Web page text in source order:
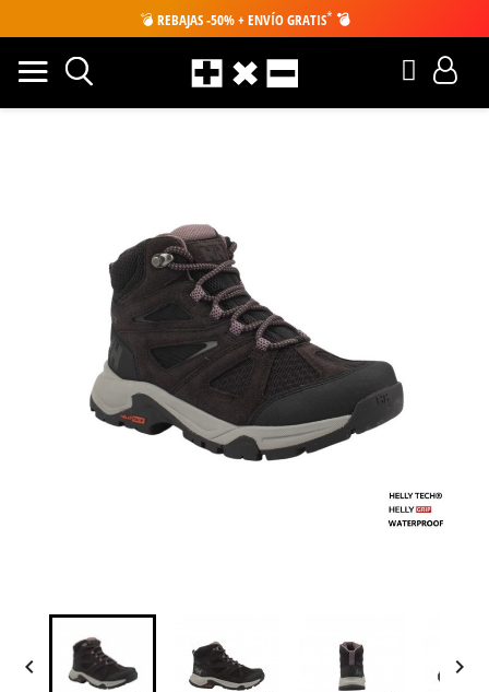
💣 REBAJAS -50% + ENVÍO GRATIS* 💣
 